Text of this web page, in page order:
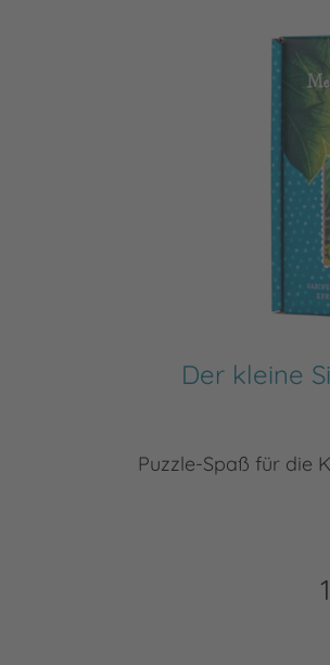
Der kleine
Puzzle-Spaß für die